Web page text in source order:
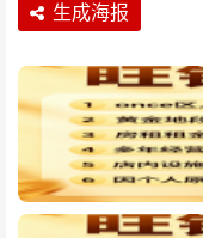
生成海报